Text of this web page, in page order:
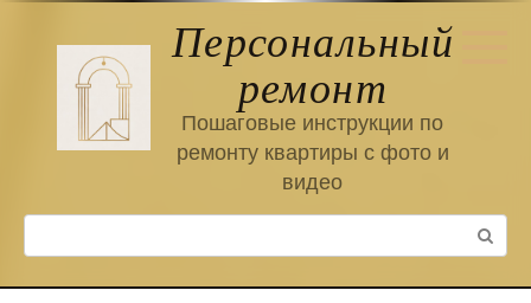
Персональный
ремонт
Пошаговые инструкции по
ремонту квартиры с фото и
видео
Поиск: